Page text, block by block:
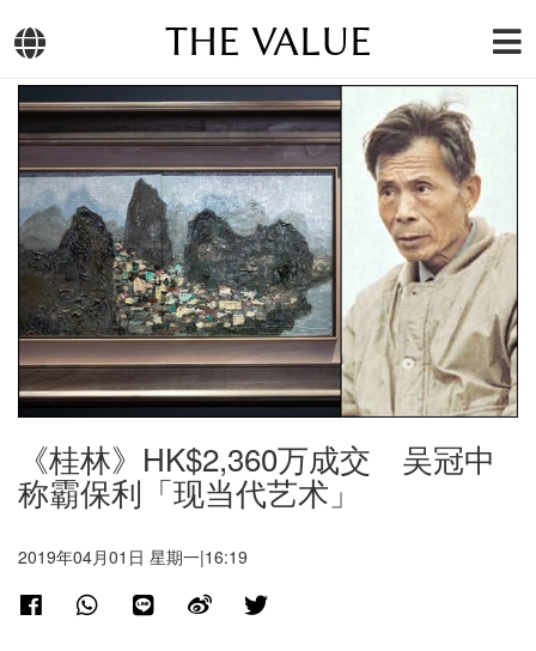
THE VALUE
《桂林》HK$2,360万成交 吴冠中
称霸保利「现当代艺术」
2019年04月01日 星期一|16:19